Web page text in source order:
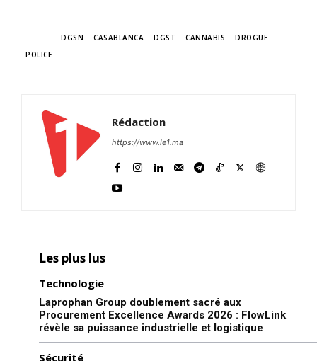
DGSN CASABLANCA DGST CANNABIS
DROGUE
POLICE
Rédaction
https://www.le1.ma
Les plus lus
Technologie
Laprophan Group doublement sacré aux
Procurement Excellence Awards 2026 : FlowLink
révèle sa puissance industrielle et logistique
Sécurité